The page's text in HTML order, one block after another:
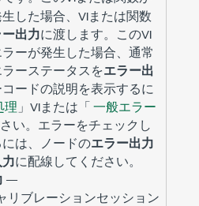
した場合、VIまたは関数
出力に渡します。このVI
ーが発生した場合、通常
ーステータスをエラー出
ードの説明を表示するに
理 」VIまたは「一般エラー
い。エラーをチェックし
は、ノードのエラー出力
に配線してください。
—
リブレーションセッション